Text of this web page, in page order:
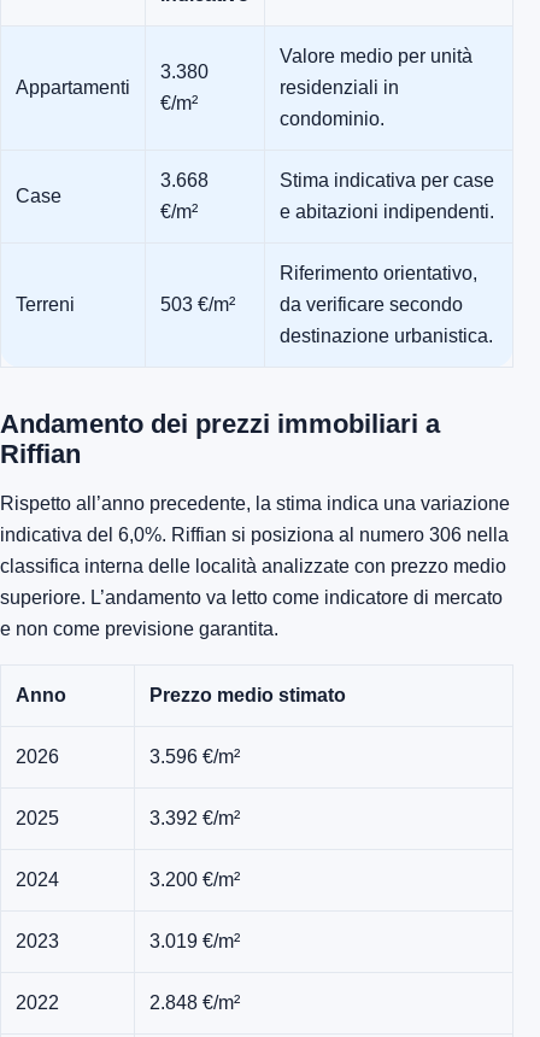
Appartamenti
3.380
€/m²
Valore medio per unità
residenziali in
condominio.
Case
3.668
€/m²
Stima indicativa per case
e abitazioni indipendenti.
Terreni 503 €/m²
Riferimento orientativo,
da verificare secondo
destinazione urbanistica.
Andamento dei prezzi immobiliari a
Riffian
Rispetto all’anno precedente, la stima indica una variazione
indicativa del 6,0%. Riffian si posiziona al numero 306 nella
classifica interna delle località analizzate con prezzo medio
superiore. L’andamento va letto come indicatore di mercato
e non come previsione garantita.
Anno Prezzo medio stimato
2026 3.596 €/m²
2025 3.392 €/m²
2024 3.200 €/m²
2023 3.019 €/m²
2022 2.848 €/m²